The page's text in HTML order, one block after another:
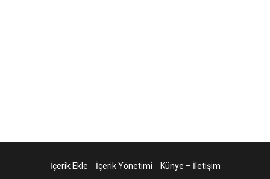
İçerik Ekle İçerik Yönetimi Künye – İletişim